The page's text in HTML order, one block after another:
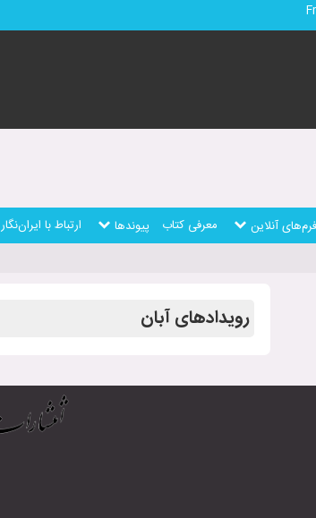
فرم‌های آنلاین معرفی کتاب پیوندها ارتباط با ایران‌نگار
رویدادهای آبان